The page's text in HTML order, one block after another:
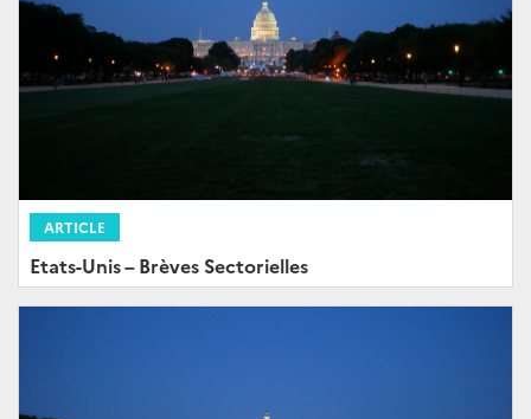
ARTICLE
Etats-Unis – Brèves Sectorielles